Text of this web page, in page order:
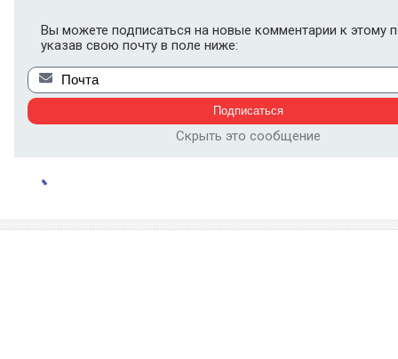
Вы можете подписаться на новые комментарии к этому
указав свою почту в поле ниже:
Скрыть это сообщение